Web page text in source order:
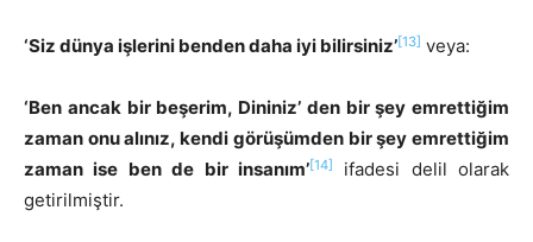
‘Siz dünya işlerini benden daha iyi bilirsiniz’[13] veya:
‘Ben ancak bir beşerim, Dininiz’ den bir şey emrettiğim
zaman onu alınız, kendi görüşümden bir şey emrettiğim
zaman ise ben de bir insanım’[14]
ifadesi delil olarak
getirilmiştir.